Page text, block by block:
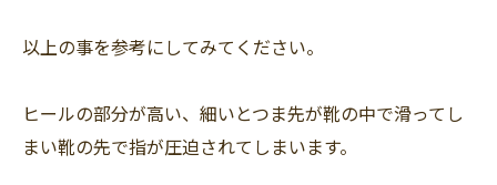
以上の事を参考にしてみてください。
ヒールの部分が高い、細いとつま先が靴の中で滑ってし
まい靴の先で指が圧迫されてしまいます。